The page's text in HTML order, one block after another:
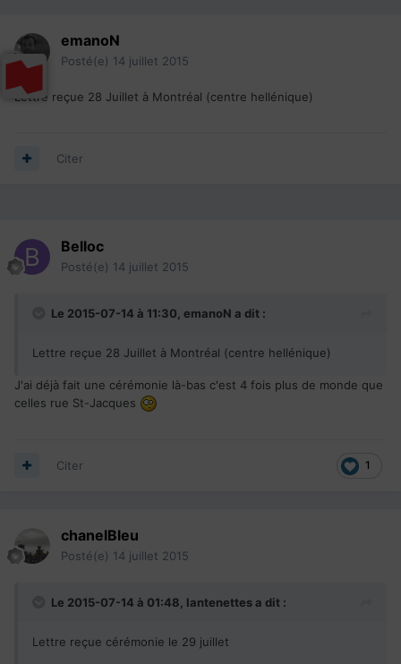
emanoN
Posté(e) 14 juillet 2015
Lettre reçue 28 Juillet à Montréal (centre hellénique)
Citer
Belloc
Posté(e) 14 juillet 2015
Le 2015-07-14 à 11:30, emanoN a dit :
Lettre reçue 28 Juillet à Montréal (centre hellénique)
J'ai déjà fait une cérémonie là-bas c'est 4 fois plus de monde que
celles rue St-Jacques
1
Citer
chanelBleu
Posté(e) 14 juillet 2015
Le 2015-07-14 à 01:48, lantenettes a dit :
Lettre reçue cérémonie le 29 juillet